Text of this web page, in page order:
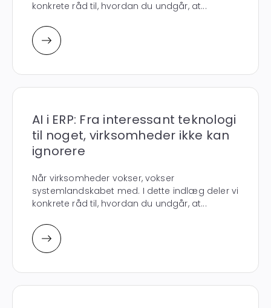
konkrete råd til, hvordan du undgår, at...
AI i ERP: Fra interessant teknologi
til noget, virksomheder ikke kan
ignorere
Når virksomheder vokser, vokser
systemlandskabet med. I dette indlæg deler vi
konkrete råd til, hvordan du undgår, at...